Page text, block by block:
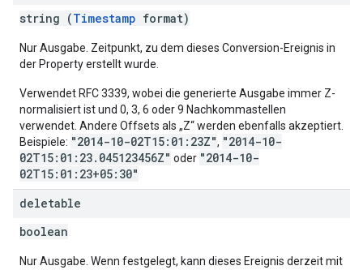
string (Timestamp format)
Nur Ausgabe. Zeitpunkt, zu dem dieses Conversion-Ereignis in
der Property erstellt wurde.
Verwendet RFC 3339, wobei die generierte Ausgabe immer Z-
normalisiert ist und 0, 3, 6 oder 9 Nachkommastellen
verwendet. Andere Offsets als „Z“ werden ebenfalls akzeptiert.
Beispiele: "2014-10-02T15:01:23Z", "2014-10-
02T15:01:23.045123456Z" oder "2014-10-
02T15:01:23+05:30"
deletable
boolean
Nur Ausgabe. Wenn festgelegt, kann dieses Ereignis derzeit mit